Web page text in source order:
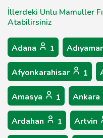
İllerdeki Unlu Mamuller
Atabilirsiniz
Adana 1
Afyonkarahisar 1
Amasya 1 Ankara
Ardahan 1 Artvin